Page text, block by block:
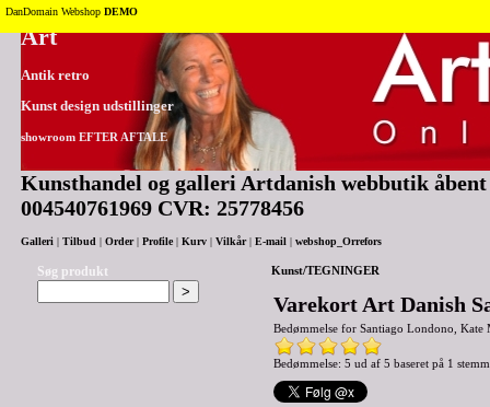
Tilbage til toppen
Art
Antik retro
Kunst design udstillinger
showroom EFTER AFTALE
Kunsthandel og galleri Artdanish webbutik
004540761969 CVR: 25778456
Galleri Tilbud Order| Profile| Kurv Vilkår| E-mail webshop_Orrefors
Søg produkt Kunst/TEGNINGER
Varekort Art Danish
Bedømmelse for Santiago Londono, Kate
Bedømmelse: 5 ud af 5 baseret på 1
DanDomain Webshop DEMO